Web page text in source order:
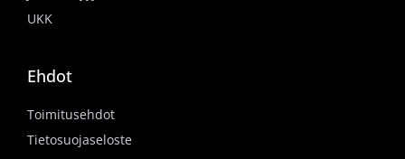
UKK
Ehdot
Toimitusehdot
Tietosuojaseloste